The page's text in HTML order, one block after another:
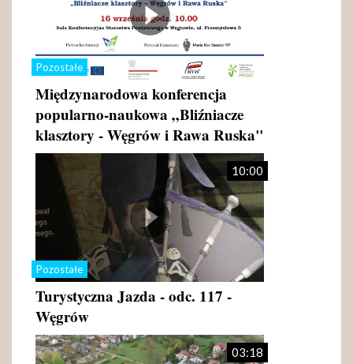
Pozostałe
Międzynarodowa konferencja
popularno-naukowa „Bliźniacze
klasztory - Węgrów i Rawa Ruska"
Pozostałe
10:00
Turystyczna Jazda - odc. 117 -
Węgrów
03:18